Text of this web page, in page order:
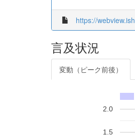
https://
言及状況
変動（ピーク前後）
1.5
2.0